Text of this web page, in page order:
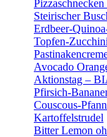
Steirischer
Erdbeer-
Topfen-
Avocado
Aktionstag –
Pfirsich-
Couscous-
Kartoffelstrudel
Bitter Lemon